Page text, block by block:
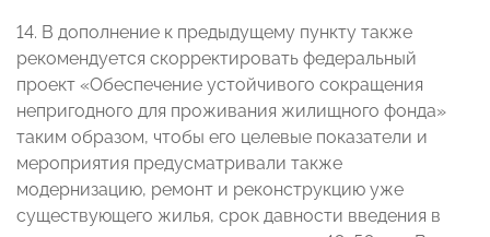
14. В дополнение к предыдущему пункту также
рекомендуется скорректировать федеральный
проект «Обеспечение устойчивого сокращения
непригодного для проживания жилищного фонда»
таким образом, чтобы его целевые показатели и
мероприятия предусматривали также
модернизацию, ремонт и реконструкцию уже
существующего жилья, срок давности введения в